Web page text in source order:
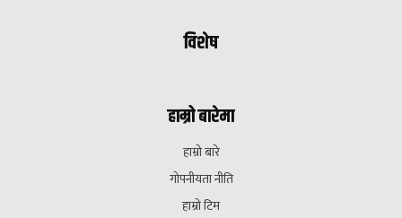
विशेष
हाम्रो बारेमा
हाम्रो बारे
गोपनीयता नीति
हाम्रो टिम